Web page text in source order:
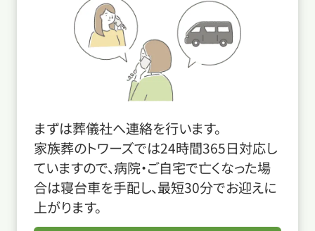
まずは葬儀社へ連絡を行います。
家族葬のトワーズでは24時間365日対応し
ていますので、病院・ご自宅で亡くなった場
合は寝台車を手配し、最短30分でお迎えに
上がります。